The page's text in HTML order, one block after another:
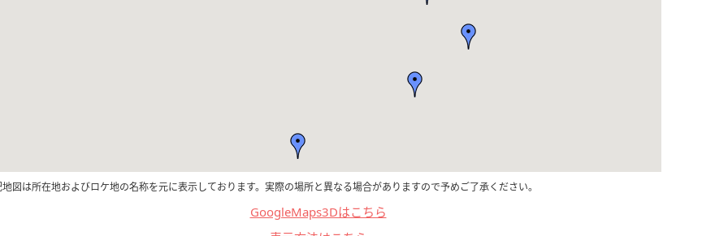
図は所在地およびロケ地の名称を元に表示しております。実際の場所と異なる場合がありますので予めご了承ください。
GoogleMaps3Dはこちら